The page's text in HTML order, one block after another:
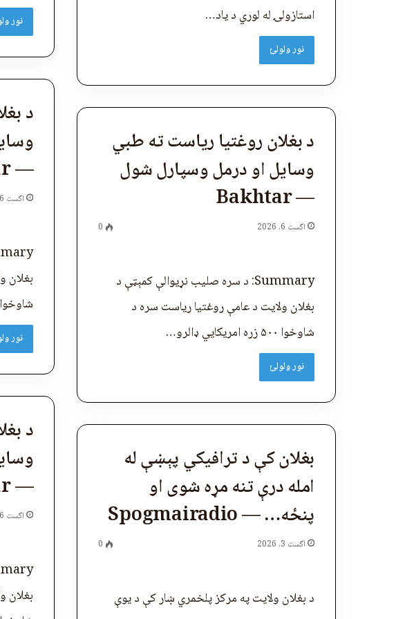
نور
استازولۍ له لوري د یاد…
نور ولولئ
د
— Bakhtar
اگست 6, 2026
بغلان
شاوخوا ۵۰۰ زره امریکايي ډالرو…
نور
د بغلان روغتیا ریاست ته طبي
وسایل او درمل وسپارل شول
— Bakhtar
اگست 6, 2026 0
Summary: د سره صلیب نړیوالې کمېټې د
بغلان ولایت د عامې روغتیا ریاست سره د
شاوخوا ۵۰۰ زره امریکايي ډالرو…
نور ولولئ
د
— Bakhtar
اگست 6, 2026
بغلان
بغلان کې د ترافیکي پېښې له
امله درې تنه مړه شوی او
پنځه… — Spogmairadio
اگست 3, 2026 0
د بغلان ولایت په مرکز پلخمري ښار کې د یوې